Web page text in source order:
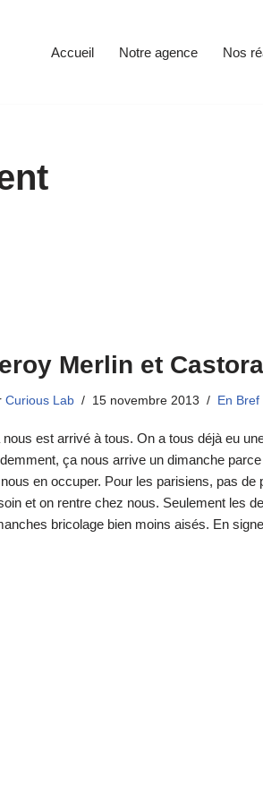
Accueil Notre agence Nos
Merlin et
Curious Lab 15 novembre 2013 En Bref
nous est arrivé à tous. On a tous déjà eu
ça nous arrive un dimanche
en occuper. Pour les parisiens, pas
et on rentre chez nous. Seulement les
bricolage bien moins aisés. En